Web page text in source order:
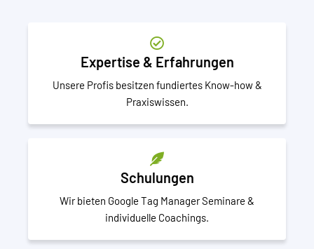
Expertise & Erfahrungen
Unsere Profis besitzen fundiertes Know-how &
Praxiswissen.
Schulungen
Wir bieten Google Tag Manager Seminare &
individuelle Coachings.